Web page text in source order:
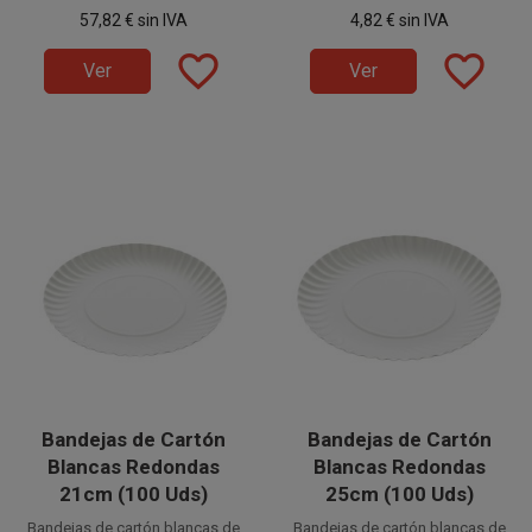
individuales en hostelería, Take
57,82 € sin IVA
Ver favorite_border
hostelería o eventos.
4,82 € sin IVA
Ver favorite_border
Bandejas de Cartón
Blancas Redondas
21cm (100 Uds)
Bandejas de cartón blancas de
Bandejas de Cartón
Blancas Redondas
25cm (100 Uds)
Bandejas de cartón blancas de